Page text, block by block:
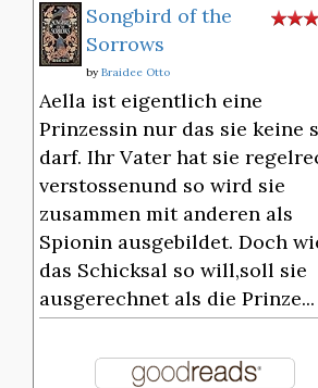
Songbird of the
Sorrows
by Braidee Otto
Aella ist eigentlich eine
Prinzessin nur das sie keine
darf. Ihr Vater hat sie
verstossenund so wird sie
zusammen mit anderen als
Spionin ausgebildet. Doch
das Schicksal so will,soll sie
ausgerechnet als die Prinze...